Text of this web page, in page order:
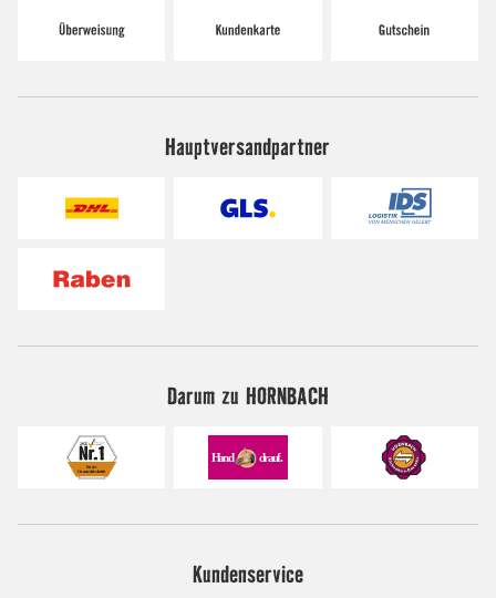
Hauptversandpartner
Darum zu HORNBACH
Kundenservice